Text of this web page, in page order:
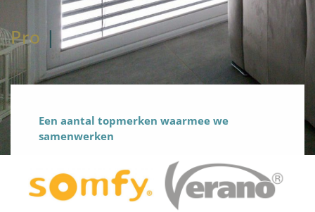
Pro fteam|
Een aantal topmerken waarmee we
samenwerken